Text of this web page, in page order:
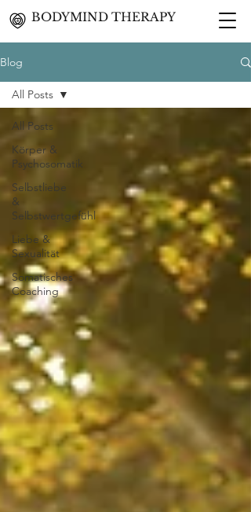
BODYMIND THERAPY
Blog
All Posts
Körper &
Psychosomatik
Selbstliebe
&
Selbstwertgefühl
Liebe &
Sexualität
Somatisches
Coaching
All Posts